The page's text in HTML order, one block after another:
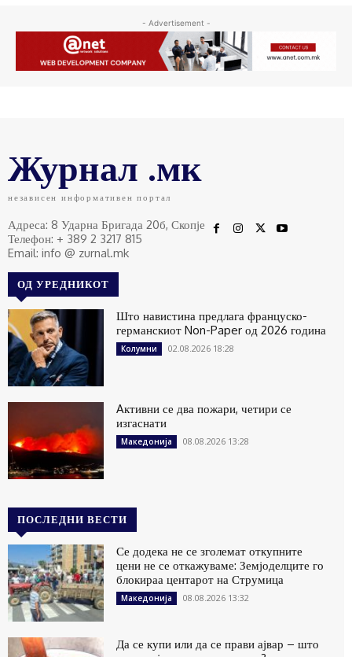
- Advertisement -
Журнал .мк
независен информативен портал
Адреса: 8 Ударна Бригада 20б, Скопје
Телефон: + 389 2 3217 815
Email: info @ zurnal.mk
ОД УРЕДНИКОТ
Што навистина предлага француско-
германскиот Non-Paper од 2026 година
Колумни 02.08.2026 18:28
Aктивни се два пожари, четири се
изгаснати
Македонија 08.08.2026 13:28
ПОСЛЕДНИ ВЕСТИ
Се додека не се зголемат откупните
цени не се откажуваме: Земјоделците го
блокираа центарот на Струмица
Македонија 08.08.2026 13:32
Да се купи или да се прави ајвар – што